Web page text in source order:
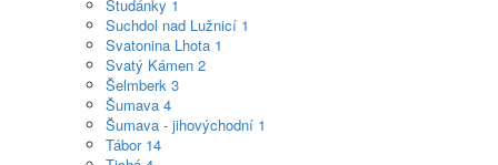
Studánky 1
Suchdol nad Lužnicí 1
Svatonina Lhota 1
Svatý Kámen 2
Šelmberk 3
Šumava 4
Šumava - jihovýchodní 1
Tábor 14